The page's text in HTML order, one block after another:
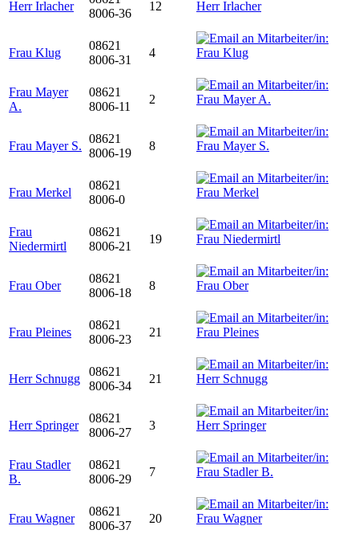
Herr Irlacher
8006-36
12
Frau Klug
08621
8006-31
4
Frau Mayer
A.
08621
8006-11
2
Frau Mayer S.
08621
8006-19
8
Frau Merkel
08621
8006-0
Frau
Niedermirtl
08621
8006-21
19
Frau Ober
08621
8006-18
8
Frau Pleines
08621
8006-23
21
Herr Schnugg
08621
8006-34
21
Herr Springer
08621
8006-27
3
Frau Stadler
B.
08621
8006-29
7
Frau Wagner
08621
8006-37
20